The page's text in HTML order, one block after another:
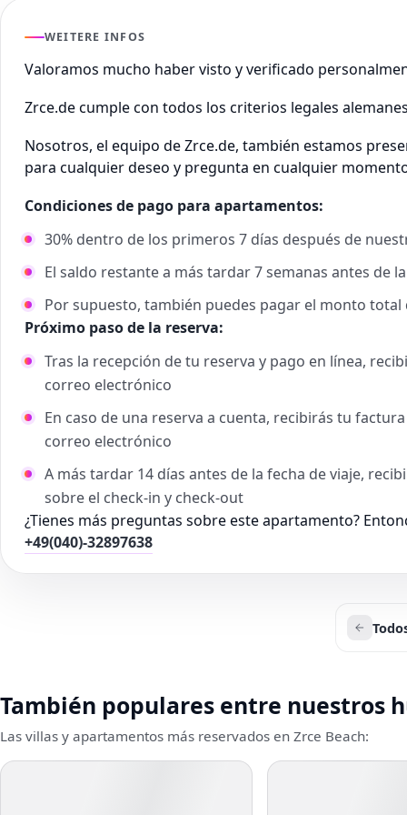
WEITERE INFOS
Valoramos mucho haber visto y verificado
Zrce.de cumple con todos los criterios legales
Nosotros, el equipo de Zrce.de, también estamos
para cualquier deseo y pregunta en cualquier
Condiciones de pago para apartamentos:
30% dentro de los primeros 7 días después de
El saldo restante a más tardar 7 semanas antes de
Por supuesto, también puedes pagar el monto
Próximo paso de la reserva:
Tras la recepción de tu reserva y pago en línea,
correo electrónico
En caso de una reserva a cuenta, recibirás tu
correo electrónico
A más tardar 14 días antes de la fecha de viaje,
sobre el check-in y check-out
¿Tienes más preguntas sobre este apartamento?
+49(040)-32897638
También populares entre nuestros
Las villas y apartamentos más reservados en Zrce Beach: